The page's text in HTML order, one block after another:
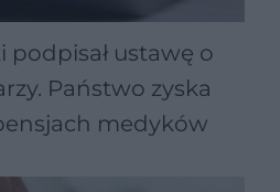
podpisał ustawę o
Państwo zyska
medyków